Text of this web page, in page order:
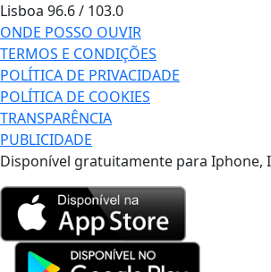
Lisboa 96.6 / 103.0
ONDE POSSO OUVIR
TERMOS E CONDIÇÕES
POLÍTICA DE PRIVACIDADE
POLÍTICA DE COOKIES
TRANSPARÊNCIA
PUBLICIDADE
Disponível gratuitamente para Iphone,